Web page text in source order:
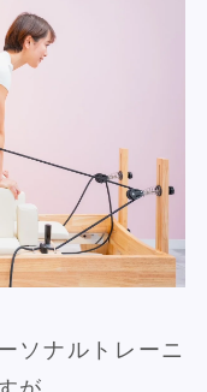
ソナルトレーニ